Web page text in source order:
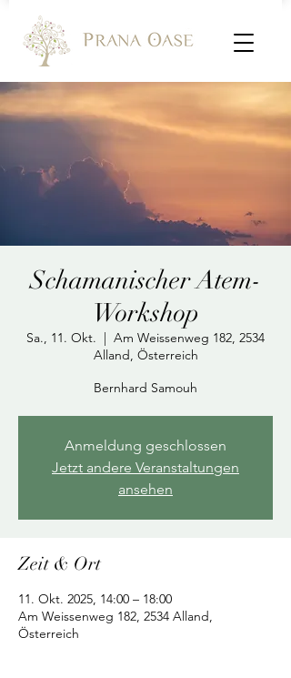
Schamanischer Atem-
Workshop
Sa., 11. Okt.
  |
Am Weissenweg 182, 2534
Alland, Österreich
Bernhard Samouh
Anmeldung geschlossen
Jetzt andere Veranstaltungen
ansehen
Zeit & Ort
11. Okt. 2025, 14:00 – 18:00
Am Weissenweg 182, 2534 Alland,
Österreich